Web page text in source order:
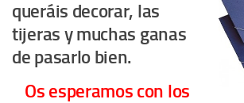
queráis decorar, las
tijeras y muchas ganas
de pasarlo bien.
Os esperamos con los